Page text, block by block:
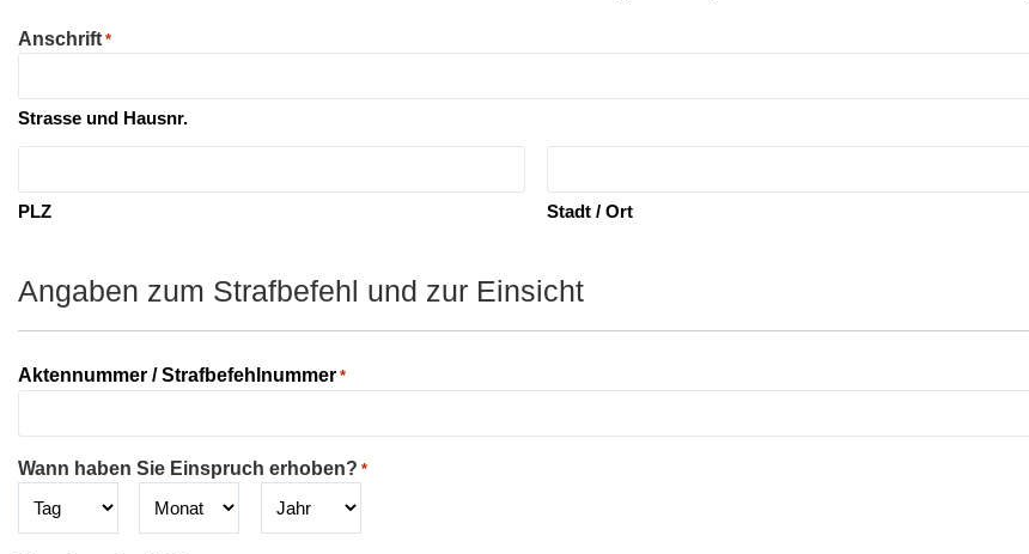
Anschrift *
Strasse und Hausnr.
PLZ Stadt / Ort
Angaben zum Strafbefehl und zur Einsicht
Aktennummer / Strafbefehlnummer *
Wann haben Sie Einspruch erhoben? *